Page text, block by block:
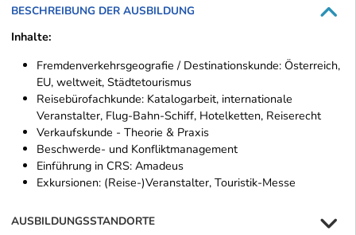
BESCHREIBUNG DER AUSBILDUNG
Inhalte:
Fremdenverkehrsgeografie / Destinationskunde: Österreich,
EU, weltweit, Städtetourismus
Reisebürofachkunde: Katalogarbeit, internationale
Veranstalter, Flug-Bahn-Schiff, Hotelketten, Reiserecht
Verkaufskunde - Theorie & Praxis
Beschwerde- und Konfliktmanagement
Einführung in CRS: Amadeus
Exkursionen: (Reise-)Veranstalter, Touristik-Messe
AUSBILDUNGSSTANDORTE